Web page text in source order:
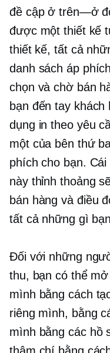
đề cậpở trên—ở
được một thiết kế
thiết kế, tất cả
danh sách áp
chọn và chờ bán
bạn đến tay
dụng in theo yêu
một của bên thứ
phích cho bạn. Cái
này thỉnh thoảng
bán hàng và điều
tất cả những gì
Đối với những
thu, bạn có thể
mình bằng cách
riêng mình, bằng
mình bằng các hồ